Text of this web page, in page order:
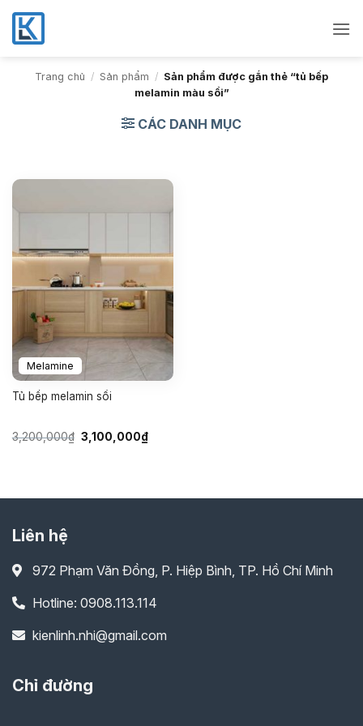
Bỏ
qua
nội
Trang chủ / Sản phẩm / Sản phẩm được gắn thẻ “tủ bếp
melamin màu sồi”
CÁC DANH MỤC
Melamine
Tủ bếp melamin sồi
3,200,000₫ Giá
gốc
3,100,000₫Giá
hiện
Liên hệ
972 Phạm Văn Đồng, P. Hiệp Bình, TP. Hồ Chí Minh
Hotline: 0908.113.114
kienlinh.nhi@gmail.com
Chỉ đường